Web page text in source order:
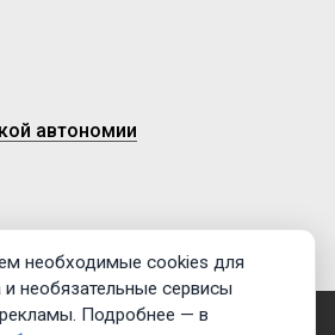
автономии
необходимые cookies для
необязательные сервисы
рекламы. Подробнее — в